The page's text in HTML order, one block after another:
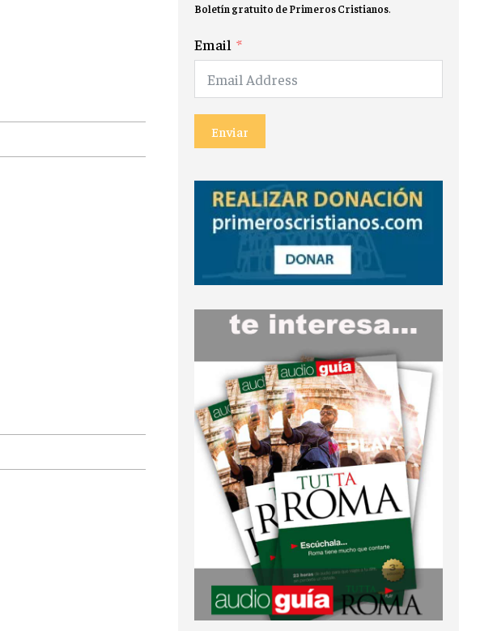
Boletín gratuito de Primeros Cristianos.
Email
Enviar